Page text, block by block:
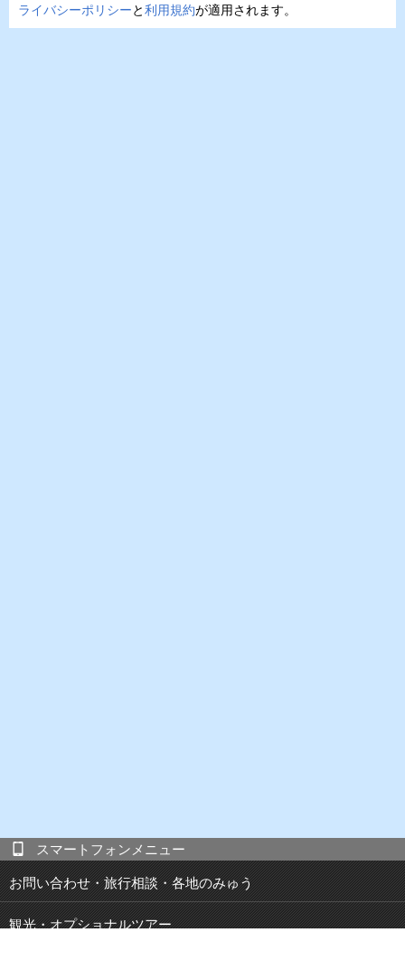
ライバシーポリシーと利用規約が適用されます。
スマートフォンメニュー
お問い合わせ・旅行相談・各地のみゅう
観光・オプショナルツアー